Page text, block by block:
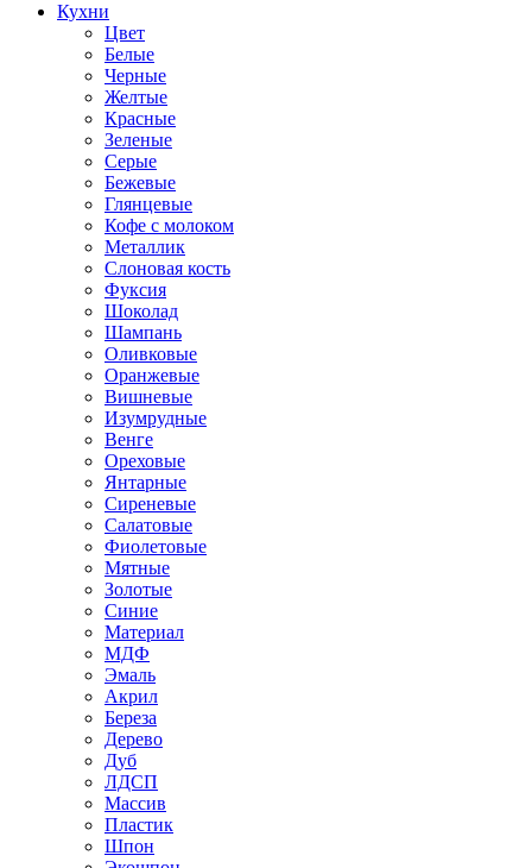
Кухни
Цвет
Белые
Черные
Желтые
Красные
Зеленые
Серые
Бежевые
Глянцевые
Кофе с молоком
Металлик
Слоновая кость
Фуксия
Шоколад
Шампань
Оливковые
Оранжевые
Вишневые
Изумрудные
Венге
Ореховые
Янтарные
Сиреневые
Салатовые
Фиолетовые
Мятные
Золотые
Синие
Материал
МДФ
Эмаль
Акрил
Береза
Дерево
Дуб
ЛДСП
Массив
Пластик
Шпон